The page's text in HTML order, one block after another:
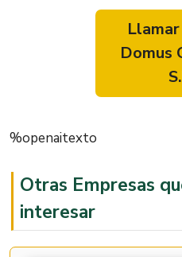
Domus
%openaitexto
Otras Empresas
interesar